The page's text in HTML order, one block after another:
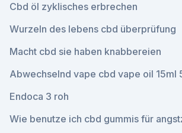
Cbd öl zyklisches erbrechen
Wurzeln des lebens cbd überprüfung
Macht cbd sie haben knabbereien
Abwechselnd vape cbd vape oil 15ml
Endoca 3 roh
Wie benutze ich cbd gummis für